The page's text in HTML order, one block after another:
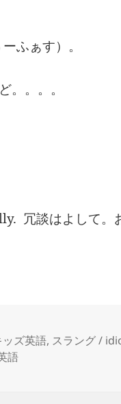
ふぁす）。
。。。。
冗談はよして。
ッズ英語, スラング /
語